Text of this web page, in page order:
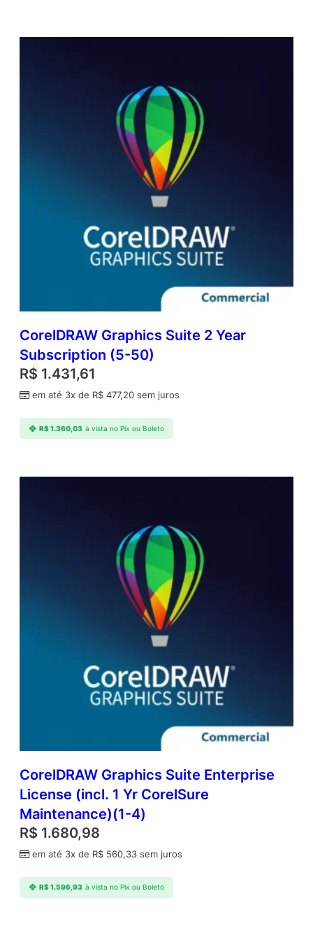
CorelDRAW Graphics Suite 2 Year
Subscription (5-50)
R$ 1.431,61
em até 3x de R$ 477,20 sem juros
R$1.360,03 à vista no Pix ou Boleto
CorelDRAW Graphics Suite Enterprise
License (incl. 1 Yr CorelSure
Maintenance)(1-4)
R$ 1.680,98
em até 3x de R$ 560,33 sem juros
R$1.596,93 à vista no Pix ou Boleto